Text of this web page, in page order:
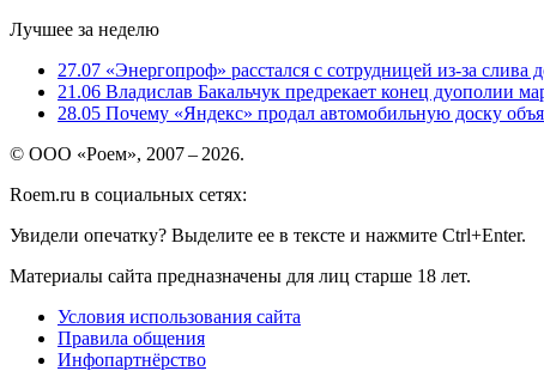
Лучшее за неделю
27.07 «Энергопроф» расстался с сотрудницей из-за
21.06 Владислав Бакальчук предрекает конец дуополии
28.05 Почему «Яндекс» продал автомобильную доску
© ООО «Роем», 2007 – 2026.
Roem.ru в социальных сетях:
Увидели опечатку? Выделите ее в тексте и нажмите Ctrl+Enter.
Материалы сайта предназначены для лиц старше 18 лет.
Условия использования сайта
Правила общения
Инфопартнёрство